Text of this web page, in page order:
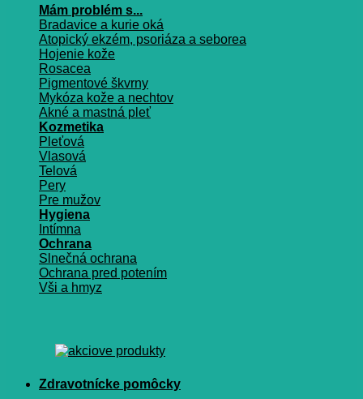
Mám problém s...
Bradavice a kurie oká
Atopický ekzém, psoriáza a seborea
Hojenie kože
Rosacea
Pigmentové škvrny
Mykóza kože a nechtov
Akné a mastná pleť
Kozmetika
Pleťová
Vlasová
Telová
Pery
Pre mužov
Hygiena
Intímna
Ochrana
Slnečná ochrana
Ochrana pred potením
Vši a hmyz
Zdravotnícke pomôcky